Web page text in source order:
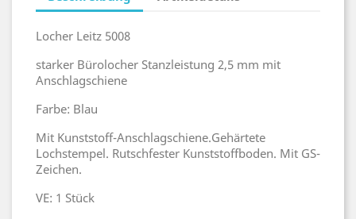
Locher Leitz 5008
starker Bürolocher Stanzleistung 2,5 mm mit
Anschlagschiene
Farbe: Blau
Mit Kunststoff-Anschlagschiene.Gehärtete
Lochstempel. Rutschfester Kunststoffboden. Mit GS-
Zeichen.
VE: 1 Stück